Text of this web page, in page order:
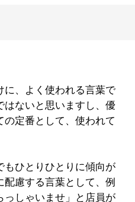
、よく使われる言葉で
はないと思いますし、優
の定番として、使われて
ひとりひとりに傾向が
慮する言葉として、例
っしゃいませ」と店員が